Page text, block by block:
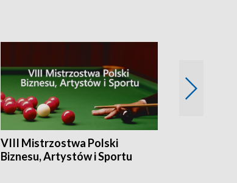
VIII Mistrzostwa Polski
Biznesu, Artystów i Sportu